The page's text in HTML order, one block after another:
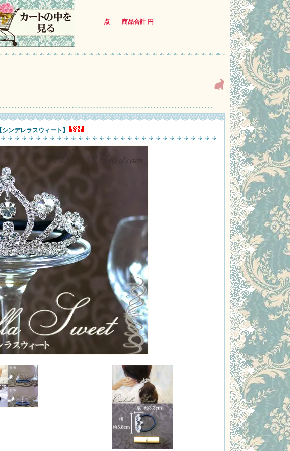
点 商品合計 円
ンデレラスウィート】